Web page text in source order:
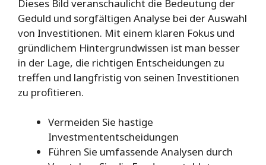
Dieses Bild veranschaulicht die Bedeutung der
Geduld und sorgfältigen Analyse bei der Auswahl
von Investitionen. Mit einem klaren Fokus und
gründlichem Hintergrundwissen ist man besser
in der Lage, die richtigen Entscheidungen zu
treffen und langfristig von seinen Investitionen
zu profitieren.
Vermeiden Sie hastige
Investmententscheidungen
Führen Sie umfassende Analysen durch